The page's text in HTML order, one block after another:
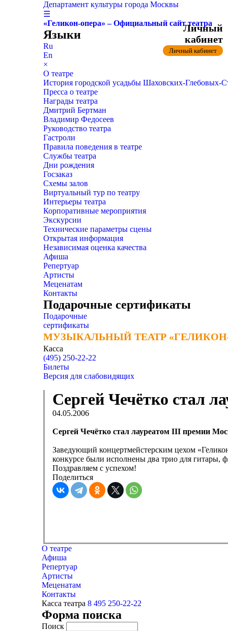
Департамент культуры города Москвы
☰
«Геликон-опера» – Официальный сайт театра
Языки
Ru
En
×
О театре
История городской усадьбы Шаховских-
Пресса о театре
Награды театра
Дмитрий Бертман
Владимир Федосеев
Руководство театра
Гастроли
Правила поведения в театре
Службы театра
Дни рождения
Госзаказ
Схемы залов
Виртуальный тур по театру
Интерьеры театра
Корпоративные мероприятия
Экскурсии
Технические параметры сцены
Открытая информация
Независимая оценка качества
Афиша
Репертуар
Артисты
Меценатам
Контакты
Подарочные сертификаты
Подарочные
сертификаты
МУЗЫКАЛЬНЫЙ ТЕАТР
МУЗЫКАЛЬНЫЙ ТЕАТР
Касса
(495) 250-22-22
Личный
кабинет
Личный кабинет
Билеты
Версия для слабовидящих
Сергей Чечётко стал
04.05.2006
Сергей Чечётко стал лауреатом III премии
Заведующий концертмейстерским цехом
конкурсе были исполнены два трио для
Поздравляем с успехом!
Поделиться
О театре
Афиша
Репертуар
Артисты
Меценатам
Контакты
Касса театра 8 495 250-22-22
Форма поиска
Поиск